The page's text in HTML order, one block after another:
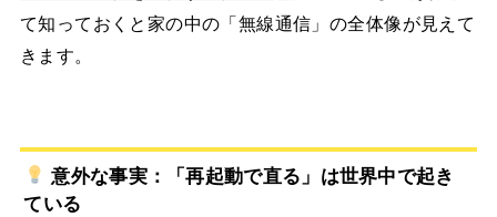
て知っておくと家の中の「無線通信」の全体像が見えて
きます。
意外な事実：「再起動で直る」は世界中で起き
ている